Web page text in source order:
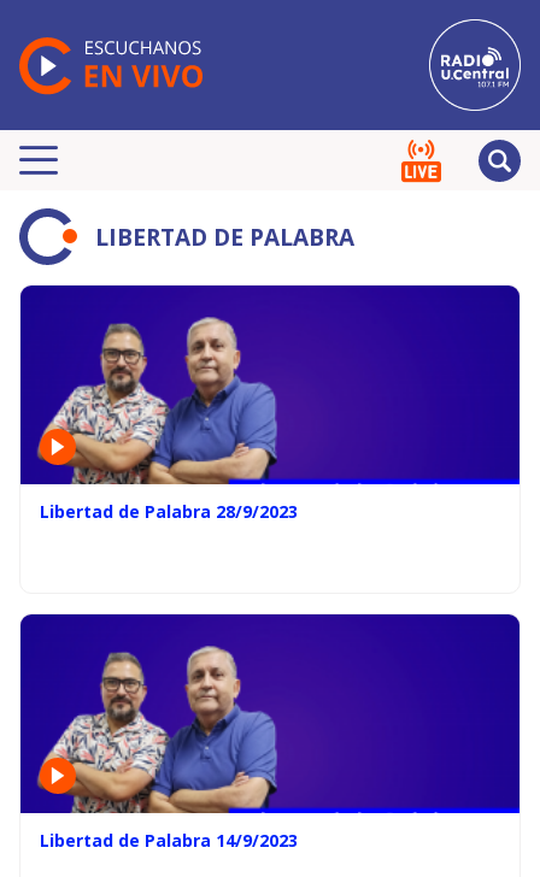
LIBERTAD DE PALABRA
Libertad de Palabra 28/9/2023
Libertad de Palabra 14/9/2023